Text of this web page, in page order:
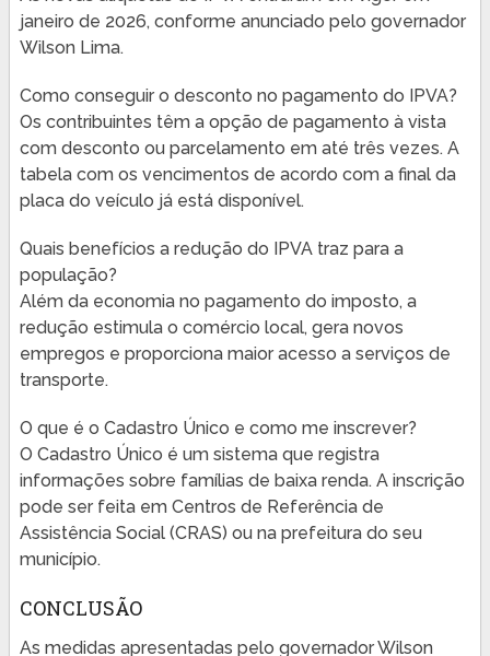
janeiro de 2026, conforme anunciado pelo governador
Wilson Lima.
Como conseguir o desconto no pagamento do IPVA?
Os contribuintes têm a opção de pagamento à vista
com desconto ou parcelamento em até três vezes. A
tabela com os vencimentos de acordo com a final da
placa do veículo já está disponível.
Quais benefícios a redução do IPVA traz para a
população?
Além da economia no pagamento do imposto, a
redução estimula o comércio local, gera novos
empregos e proporciona maior acesso a serviços de
transporte.
O que é o Cadastro Único e como me inscrever?
O Cadastro Único é um sistema que registra
informações sobre famílias de baixa renda. A inscrição
pode ser feita em Centros de Referência de
Assistência Social (CRAS) ou na prefeitura do seu
município.
CONCLUSÃO
As medidas apresentadas pelo governador Wilson